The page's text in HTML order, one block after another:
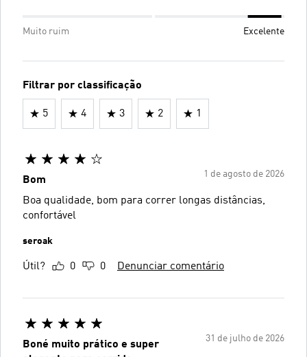
Muito ruim Excelente
Filtrar por classificação
5 4 3 2 1
1 de agosto de 2026
Bom
Boa qualidade, bom para correr longas distâncias,
confortável
seroak
Útil? 0 0 Denunciar comentário
31 de julho de 2026
Boné muito prático e super